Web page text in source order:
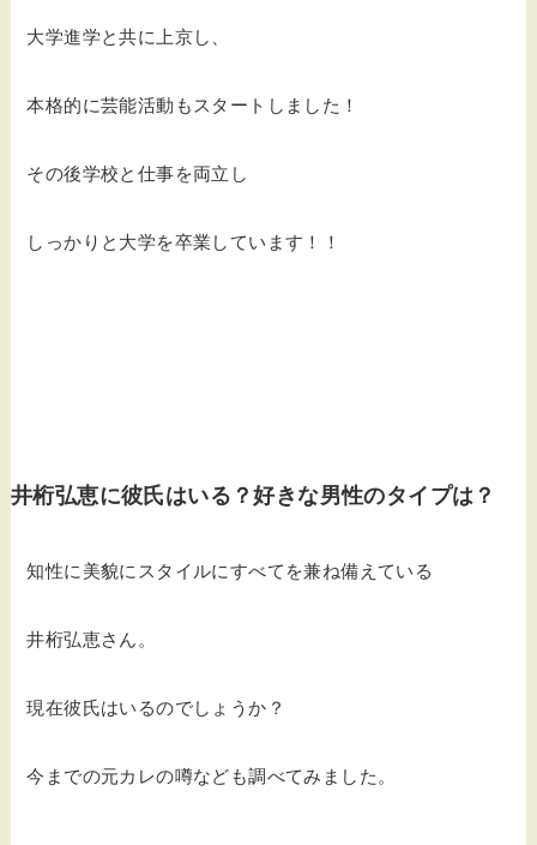
大学進学と共に上京し、
本格的に芸能活動もスタートしました！
その後学校と仕事を両立し
しっかりと大学を卒業しています！！
井桁弘恵に彼氏はいる？好きな男性のタイプは？
知性に美貌にスタイルにすべてを兼ね備えている
井桁弘恵さん。
現在彼氏はいるのでしょうか？
今までの元カレの噂なども調べてみました。